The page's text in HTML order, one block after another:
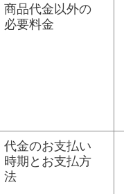
商品代金以外の
必要料金
代金のお支払い
時期とお支払方
法